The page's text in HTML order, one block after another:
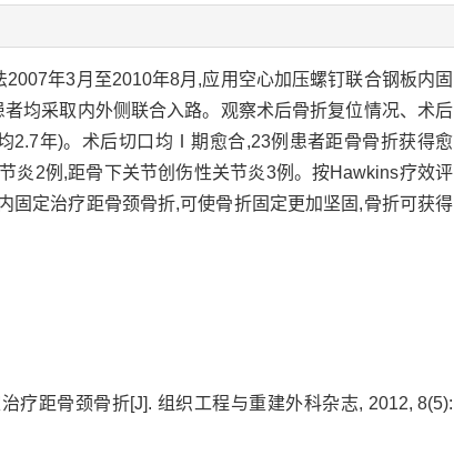
年3月至2010年8月,应用空心加压螺钉联合钢板内固
均采取内外侧联合入路。观察术后骨折复位情况、术后
2.7年)。术后切口均Ⅰ期愈合,23例患者距骨骨折获得愈
炎2例,距骨下关节创伤性关节炎3例。按Hawkins疗效评
固定治疗距骨颈骨折,可使骨折固定更加坚固,骨折可获得
疗距骨颈骨折[J]. 组织工程与重建外科杂志, 2012, 8(5):